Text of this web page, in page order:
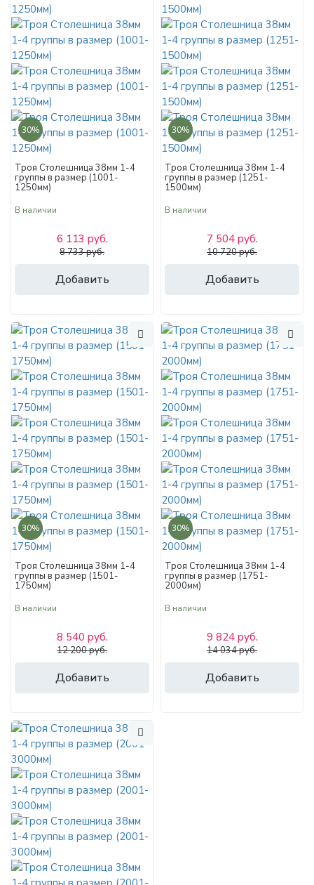
30%
Троя Столешница 38мм 1-4
группы в размер (1001-
1250мм)
В наличии
Добавить
6 113 руб.
8 733 руб.
30%
Троя Столешница 38мм 1-4
группы в размер (1251-
1500мм)
В наличии
Добавить
7 504 руб.
10 720 руб.
30%
Троя Столешница 38мм 1-4
группы в размер (1501-
1750мм)
В наличии
Добавить
8 540 руб.
12 200 руб.
30%
Троя Столешница 38мм 1-4
группы в размер (1751-
2000мм)
В наличии
Добавить
9 824 руб.
14 034 руб.